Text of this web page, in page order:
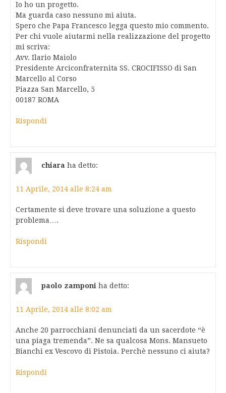
Io ho un progetto.
Ma guarda caso nessuno mi aiuta.
Spero che Papa Francesco legga questo mio commento.
Per chi vuole aiutarmi nella realizzazione del progetto
mi scriva:
Avv. Ilario Maiolo
Presidente Arciconfraternita SS. CROCIFISSO di San
Marcello al Corso
Piazza San Marcello, 5
00187 ROMA
Rispondi
chiara ha detto:
11 Aprile, 2014 alle 8:24 am
Certamente si deve trovare una soluzione a questo
problema….
Rispondi
paolo zamponi ha detto:
11 Aprile, 2014 alle 8:02 am
Anche 20 parrocchiani denunciati da un sacerdote “è
una piaga tremenda”. Ne sa qualcosa Mons. Mansueto
Bianchi ex Vescovo di Pistoia. Perchè nessuno ci aiuta?
Rispondi